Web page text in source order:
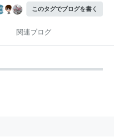
このタグでブログを書く
関連ブログ